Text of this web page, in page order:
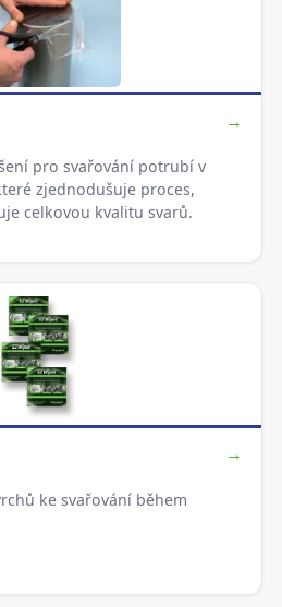
→
pro svařování potrubí v
zjednodušuje proces,
celkovou kvalitu svarů.
→
ke svařování během